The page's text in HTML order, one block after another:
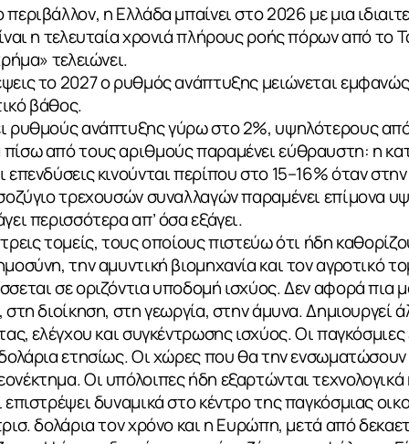
η Ελλάδα μπαίνει στο 2026 με μια
η τελευταία χρονιά πλήρους ροής πόρων από το
τελειώνει.
το 2027 ο ρυθμός ανάπτυξης μειώνεται
βάθος.
ρυθμούς ανάπτυξης γύρω στο 2%, υψηλότερους
από τους αριθμούς παραμένει εύθραυστη: η
κινούνται περίπου στο 15–16% όταν
τρεχουσών συναλλαγών παραμένει επίμονα
περισσότερα απ’ όσα εξάγει.
τομείς, τους οποίους πιστεύω ότι ήδη
την αμυντική βιομηχανία και τον αγροτικό
σε οριζόντια υποδομή ισχύος. Δεν αφορά πια
στη διοίκηση, στη γεωργία, στην άμυνα.
ελέγχου και συγκέντρωσης ισχύος. Οι
ετησίως. Οι χώρες που θα την
Οι υπόλοιπες ήδη εξαρτώνται τεχνολογικά
δυναμικά στο κέντρο της παγκόσμιας
δολάρια τον χρόνο και η Ευρώπη, μετά από